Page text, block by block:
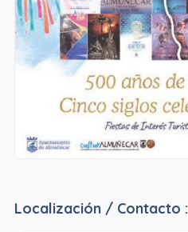
Localización / Contacto :